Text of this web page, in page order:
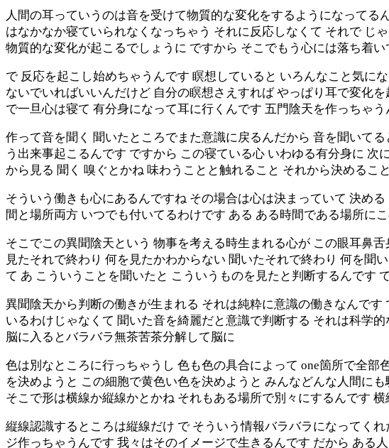
人間の耳っていうのは音を受けて物質的な変化をするようになって
はなかなか寝ていられなくなっちゃう それに反応しなくて それで じ
物質的な変化が起こるでしょうに ですから そこでもう心には落ち着
で 反応を起こし始めちゃうんです 瞑想していると いろんなこと気に
ないでいればいいんだけど 自分の瞑想さえすれば やっぱり耳で変化
で一旦心は寝て 有分身になって耳に行くんです 五門陰天を作っちゃう
作って音を聞く 聞いたところでまた意識に戻るんだから 音を聞いて
う出来事起こるんです ですから この寝ている心 いわゆる有分身に
から見る 聞く 嗅ぐとかね 味わうことと触れること それから決めるこ
そういう働きも心にあるんですね その場合は心は決まっていて 決め
間と場所両方 いつでも付いてるわけです ある ある時間である場所に
そこでこの異聞陰天という 物事を考える時生まれる心が この眼耳鼻
見たそれで終わり 何を見たかわからない 聞いたそれで終わり 何を
て あ こういうことを聞いたと こういうものを見たと判断するんです
異聞陰天から判断の働きが生まれる それは純粋に意識の働きなんで
いるわけじゃなくて 聞いた音を綺麗だと意識で判断する それは科学
脳に入るとバラバラ無茶苦茶分解して脳に
色は別なところに行っちゃうし 色も色の具合によって one箇所で全
を決めようと この細胞で黄色い色を決めようと みんなどんな人間に
そこで形は横線か縦線かとかね それもある場所で別々にするんです
縦線認識するところは縦線だけ で そういう情報バラバラになってく
ジ作っちゃうんです 我々はそのイメージで生きるんです だから ある